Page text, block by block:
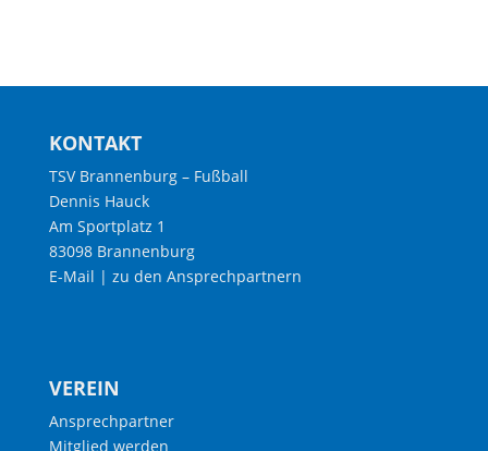
KONTAKT
TSV Brannenburg – Fußball
Dennis Hauck
Am Sportplatz 1
83098 Brannenburg
E-Mail | zu den Ansprechpartnern
VEREIN
Ansprechpartner
Mitglied werden